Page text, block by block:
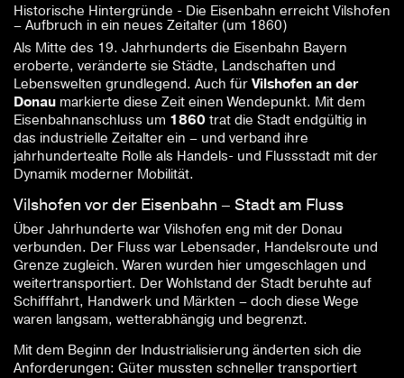
Historische Hintergründe - Die Eisenbahn erreicht Vilshofen
– Aufbruch in ein neues Zeitalter (um 1860)
Als Mitte des 19. Jahrhunderts die Eisenbahn Bayern
eroberte, veränderte sie Städte, Landschaften und
Lebenswelten grundlegend. Auch für Vilshofen an der
Donau markierte diese Zeit einen Wendepunkt. Mit dem
Eisenbahnanschluss um 1860 trat die Stadt endgültig in
das industrielle Zeitalter ein – und verband ihre
jahrhundertealte Rolle als Handels- und Flussstadt mit der
Dynamik moderner Mobilität.
Vilshofen vor der Eisenbahn – Stadt am Fluss
Über Jahrhunderte war Vilshofen eng mit der Donau
verbunden. Der Fluss war Lebensader, Handelsroute und
Grenze zugleich. Waren wurden hier umgeschlagen und
weitertransportiert. Der Wohlstand der Stadt beruhte auf
Schifffahrt, Handwerk und Märkten – doch diese Wege
waren langsam, wetterabhängig und begrenzt.
Mit dem Beginn der Industrialisierung änderten sich die
Anforderungen: Güter mussten schneller transportiert